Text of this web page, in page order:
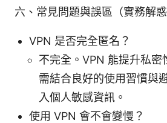
六、常見問題與誤區（實務解惑
VPN 是否完全匿名？
不完全。VPN 能提升私密
需結合良好的使用習慣與
入個人敏感資訊。
使用 VPN 會不會變慢？